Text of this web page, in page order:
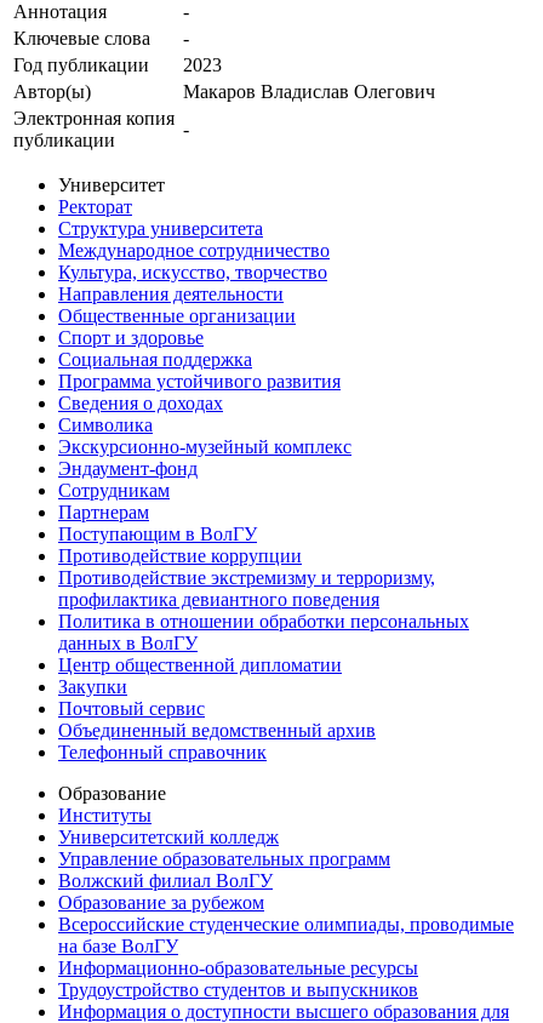
Аннотация
-
Ключевые cлова
-
Год публикации
2023
Автор(ы)
Макаров Владислав Олегович
Электронная копия
публикации
-
Университет
Ректорат
Структура университета
Международное сотрудничество
Культура, искусство, творчество
Направления деятельности
Общественные организации
Спорт и здоровье
Социальная поддержка
Программа устойчивого развития
Сведения о доходах
Символика
Экскурсионно-музейный комплекс
Эндаумент-фонд
Сотрудникам
Партнерам
Поступающим в ВолГУ
Противодействие коррупции
Противодействие экстремизму и терроризму,
профилактика девиантного поведения
Политика в отношении обработки персональных
данных в ВолГУ
Центр общественной дипломатии
Закупки
Почтовый сервис
Объединенный ведомственный архив
Телефонный справочник
Образование
Институты
Университетский колледж
Управление образовательных программ
Волжский филиал ВолГУ
Образование за рубежом
Всероссийские студенческие олимпиады, проводимые
на базе ВолГУ
Информационно-образовательные ресурсы
Трудоустройство студентов и выпускников
Информация о доступности высшего образования для